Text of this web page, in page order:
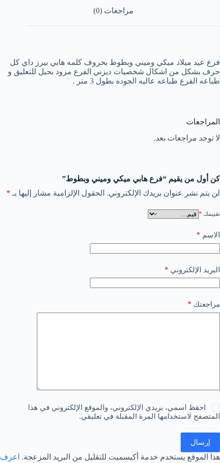
مراجعات (0)
فرع عيد ميلاد ميكي وميني وبطوط بحروف كلمه هابي بيرز داي كل
حرف بشكل من اشكال شخصيات ديزني الفرع مزود بحبل للتعليق و
طباعه الفرع طباعه عاليه الجوده بطول 3 متر .
المراجعات
لا توجد مراجعات بعد.
كن أول من يقيم “فرع هابي ميكي وميني وبطوط”
لن يتم نشر عنوان بريدك الإلكتروني. الحقول الإلزامية مشار إليها بـ *
تقييمك *
الاسم *
البريد الإلكتروني *
مراجعتك *
احفظ اسمي، بريدي الإلكتروني، والموقع الإلكتروني في هذا
المتصفح لاستخدامها المرة المقبلة في تعليقي.
إرسال
هذا الموقع يستخدم خدمة أكيسميت للتقليل من البريد المزعجة.
اعرف